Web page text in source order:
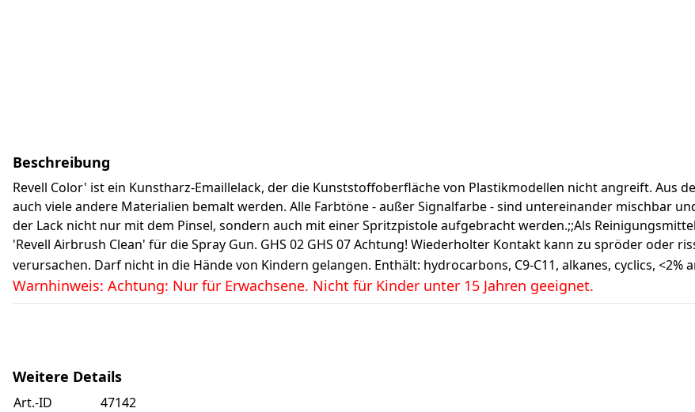
Beschreibung
Revell Color' ist ein Kunstharz-Emaillelack, der die Kunststoffoberfläche von Plastikmodellen nicht angreift. Aus
auch viele andere Materialien bemalt werden. Alle Farbtöne - außer Signalfarbe - sind untereinander mischbar
der Lack nicht nur mit dem Pinsel, sondern auch mit einer Spritzpistole aufgebracht werden.;;Als
'Revell Airbrush Clean' für die Spray Gun. GHS 02 GHS 07 Achtung! Wiederholter Kontakt kann zu spröder oder
verursachen. Darf nicht in die Hände von Kindern gelangen. Enthält: hydrocarbons, C9-C11, alkanes, cyclics, <2%
Warnhinweis: Achtung: Nur für Erwachsene. Nicht für Kinder unter 15 Jahren geeignet.
Weitere Details
Art.-ID
47142